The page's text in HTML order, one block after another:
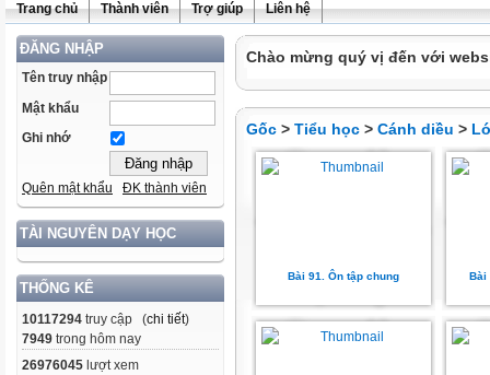
Trang chủ Thành viên Trợ giúp Liên hệ
ĐĂNG NHẬP
Tên truy nhập
Mật khẩu
Ghi nhớ
Quên mật khẩu ĐK thành viên
TÀI NGUYÊN DẠY HỌC
THỐNG KÊ
10117294 truy cập (chi tiết)
7949 trong hôm nay
26976045 lượt xem
Chào mừng quý vị đến với
Gốc > Tiểu học > Cánh diều >
Bài 91. Ôn tập chung Bài